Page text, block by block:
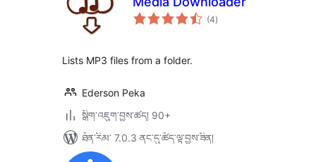
(4གདེང་
འཇོག་
)
Lists MP3 files from a folder.
Ederson Peka
སྒྲིག་འཇུག་བྱས་ཚད། 90+
ཐོན་རིམ་ 7.0.3 ནང་དུ་ཚོད་ལྟ་བྱས་ཟིན།